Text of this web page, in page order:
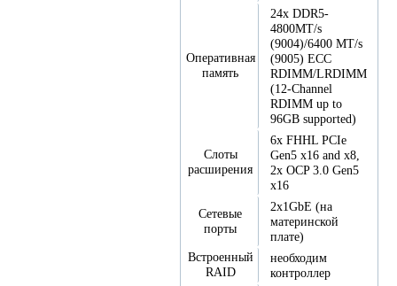
Оперативная
память
24x DDR5-
4800MT/s
(9004)/6400 MT/s
(9005) ECC
RDIMM/LRDIMM
(12-Channel
RDIMM up to
96GB supported)
Слоты
расширения
6x FHHL PCIe
Gen5 x16 and x8,
2x OCP 3.0 Gen5
x16
Сетевые
порты
2x1GbE (на
материнской
плате)
Встроенный
RAID
необходим
контроллер